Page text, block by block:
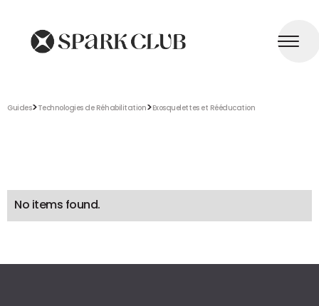
Guides>Technologies de Réhabilitation>Exosquelettes et Rééducation
No items found.